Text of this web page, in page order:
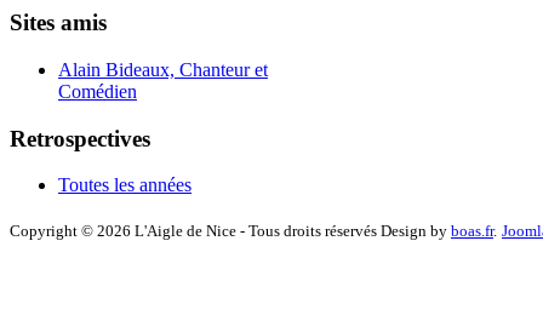
Sites amis
Alain Bideaux, Chanteur et
Comédien
Retrospectives
Toutes les années
Copyright © 2026 L'Aigle de Nice - Tous droits réservés Design by boas.fr.